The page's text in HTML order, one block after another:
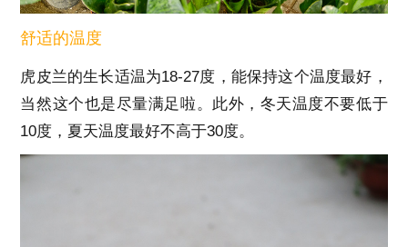
舒适的温度
虎皮兰的生长适温为18-27度，能保持这个温度最好，
当然这个也是尽量满足啦。此外，冬天温度不要低于
10度，夏天温度最好不高于30度。